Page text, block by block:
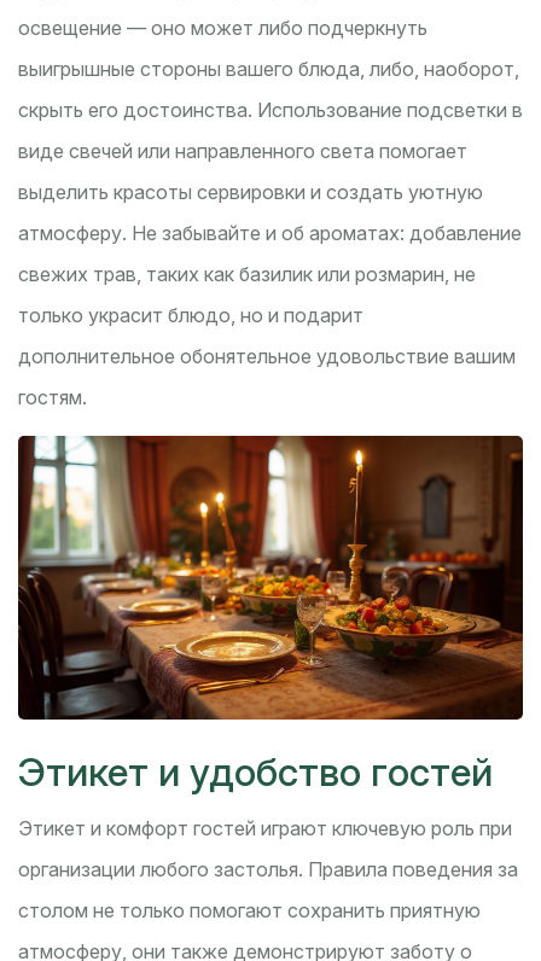
освещение — оно может либо подчеркнуть
выигрышные стороны вашего блюда, либо, наоборот,
скрыть его достоинства. Использование подсветки в
виде свечей или направленного света помогает
выделить красоты сервировки и создать уютную
атмосферу. Не забывайте и об ароматах: добавление
свежих трав, таких как базилик или розмарин, не
только украсит блюдо, но и подарит
дополнительное обонятельное удовольствие вашим
гостям.
Этикет и удобство гостей
Этикет и комфорт гостей играют ключевую роль при
организации любого застолья. Правила поведения за
столом не только помогают сохранить приятную
атмосферу, они также демонстрируют заботу о